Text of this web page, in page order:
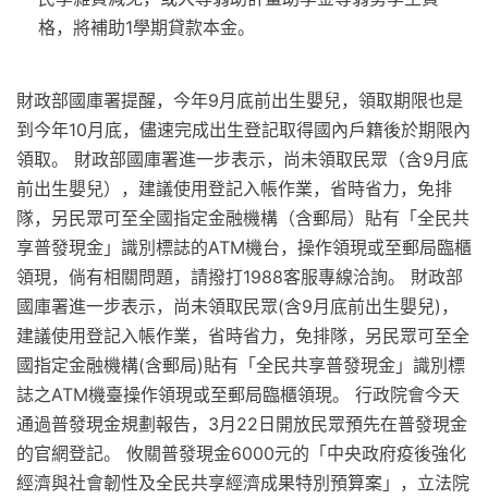
格，將補助1學期貸款本金。
財政部國庫署提醒，今年9月底前出生嬰兒，領取期限也是
到今年10月底，儘速完成出生登記取得國內戶籍後於期限內
領取。 財政部國庫署進一步表示，尚未領取民眾（含9月底
前出生嬰兒），建議使用登記入帳作業，省時省力，免排
隊，另民眾可至全國指定金融機構（含郵局）貼有「全民共
享普發現金」識別標誌的ATM機台，操作領現或至郵局臨櫃
領現，倘有相關問題，請撥打1988客服專線洽詢。 財政部
國庫署進一步表示，尚未領取民眾(含9月底前出生嬰兒)，
建議使用登記入帳作業，省時省力，免排隊，另民眾可至全
國指定金融機構(含郵局)貼有「全民共享普發現金」識別標
誌之ATM機臺操作領現或至郵局臨櫃領現。 行政院會今天
通過普發現金規劃報告，3月22日開放民眾預先在普發現金
的官網登記。 攸關普發現金6000元的「中央政府疫後強化
經濟與社會韌性及全民共享經濟成果特別預算案」，立法院